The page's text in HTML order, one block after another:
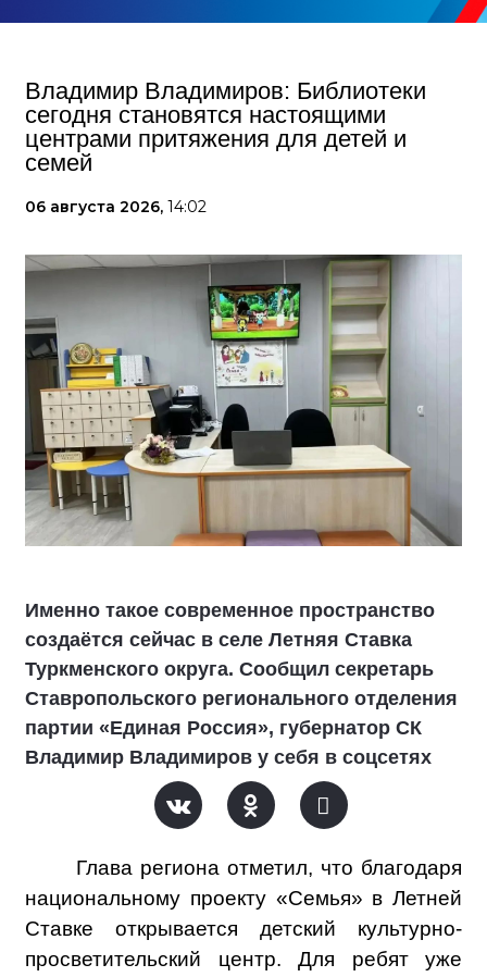
Владимир Владимиров: Библиотеки
сегодня становятся настоящими
центрами притяжения для детей и
семей
06 августа 2026, 14:02
Именно такое современное пространство
создаётся сейчас в селе Летняя Ставка
Туркменского округа. Сообщил секретарь
Ставропольского регионального отделения
партии «Единая Россия», губернатор СК
Владимир Владимиров у себя в соцсетях
Глава региона отметил, что благодаря
национальному проекту «Семья» в Летней
Ставке открывается детский культурно-
просветительский центр. Для ребят уже